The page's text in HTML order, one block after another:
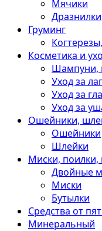
Мячики
Дразнилки
Груминг
Косметика и
Шампуни,
Уход за
Уход за
Уход за
Ошейники,
Ошейники
Шлейки
Миски,
Двойные
Миски
Бутылки
Средства от
Минеральный